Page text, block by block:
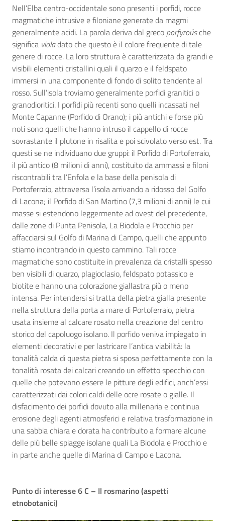
Nell’Elba centro-occidentale sono presenti i porfidi, rocce
magmatiche intrusive e filoniane generate da magmi
generalmente acidi. La parola deriva dal greco porfyroúsche
significa violadato che questo è il colore frequente di tale
genere di rocce. La loro struttura è caratterizzata da grandi e
visibili elementi cristallini quali il quarzo e il feldspato
immersi in una componente di fondo di solito tendente al
rosso. Sull’isola troviamo generalmente porfidi granitici o
granodioritici. I porfidi più recenti sono quelli incassati nel
Monte Capanne (Porfido di Orano); i più antichi e forse più
noti sono quelli che hanno intruso il cappello di rocce
sovrastante il plutone in risalita e poi scivolato verso est. Tra
questi se ne individuano due gruppi: il Porfido di Portoferraio,
il più antico (8 milioni di anni), costituito da ammassi e filoni
riscontrabili tra l’Enfola e la base della penisola di
Portoferraio, attraversa l’isola arrivando a ridosso del Golfo
di Lacona; il Porfido di San Martino (7,3 milioni di anni) le cui
masse si estendono leggermente ad ovest del precedente,
dalle zone di Punta Penisola, La Biodola e Procchio per
affacciarsi sul Golfo di Marina di Campo, quelli che appunto
stiamo incontrando in questo cammino. Tali rocce
magmatiche sono costituite in prevalenza da cristalli spesso
ben visibili di quarzo, plagioclasio, feldspato potassico e
biotite e hanno una colorazione giallastra più o meno
intensa. Per intendersi si tratta della pietra gialla presente
nella struttura della porta a mare di Portoferraio, pietra
usata insieme al calcare rosato nella creazione del centro
storico del capoluogo isolano. Il porfido veniva impiegato in
elementi decorativi e per lastricare l’antica viabilità: la
tonalità calda di questa pietra si sposa perfettamente con la
tonalità rosata dei calcari creando un effetto specchio con
quelle che potevano essere le pitture degli edifici, anch’essi
caratterizzati dai colori caldi delle ocre rosate o gialle. Il
disfacimento dei porfidi dovuto alla millenaria e continua
erosione degli agenti atmosferici e relativa trasformazione in
una sabbia chiara e dorata ha contribuito a formare alcune
delle più belle spiagge isolane quali La Biodola e Procchio e
in parte anche quelle di Marina di Campo e Lacona.
Punto di interesse 6 C – Il rosmarino (aspetti
etnobotanici)